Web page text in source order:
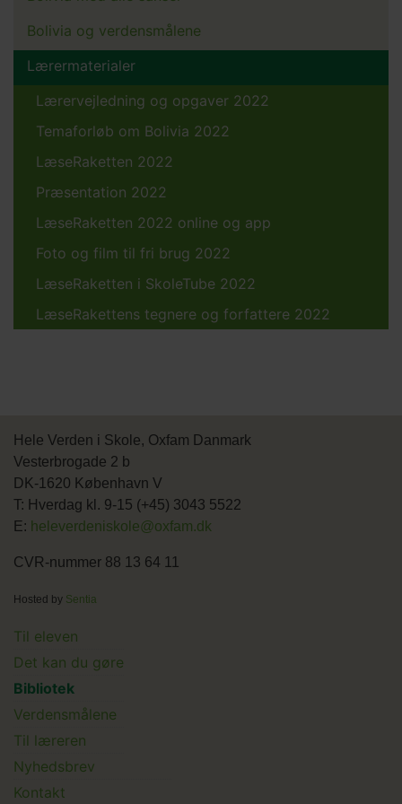
Bolivia og verdensmålene
Lærermaterialer
Lærervejledning og opgaver 2022
Temaforløb om Bolivia 2022
LæseRaketten 2022
Præsentation 2022
LæseRaketten 2022 online og app
Foto og film til fri brug 2022
LæseRaketten i SkoleTube 2022
LæseRakettens tegnere og forfattere 2022
Hele Verden i Skole, Oxfam Danmark
Vesterbrogade 2 b
DK-1620 København V
T: Hverdag kl. 9-15 (+45) 3043 5522
E: heleverdeniskole@oxfam.dk
CVR-nummer 88 13 64 11
Hosted by Sentia
Main
menu
Til eleven
Det kan du gøre
Bibliotek
Verdensmålene
Til læreren
Main
Nyhedsbrev
Kontakt